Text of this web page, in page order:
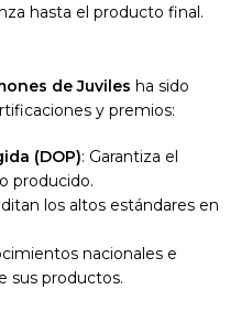
hasta el producto final.
de Juviles ha sido
y premios:
(DOP): Garantiza el
producido.
los altos estándares en
nacionales e
sus productos.